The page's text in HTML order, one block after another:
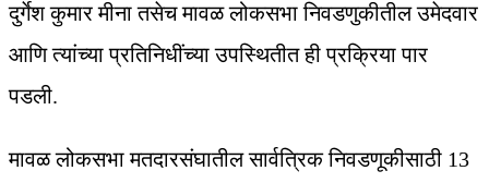
दुर्गेश कुमार मीना तसेच मावळ लोकसभा निवडणुकीतील उमेदवार
आणि त्यांच्या प्रतिनिधींच्या उपस्थितीत ही प्रक्रिया पार
पडली.
मावळ लोकसभा मतदारसंघातील सार्वत्रिक निवडणूकीसाठी 13